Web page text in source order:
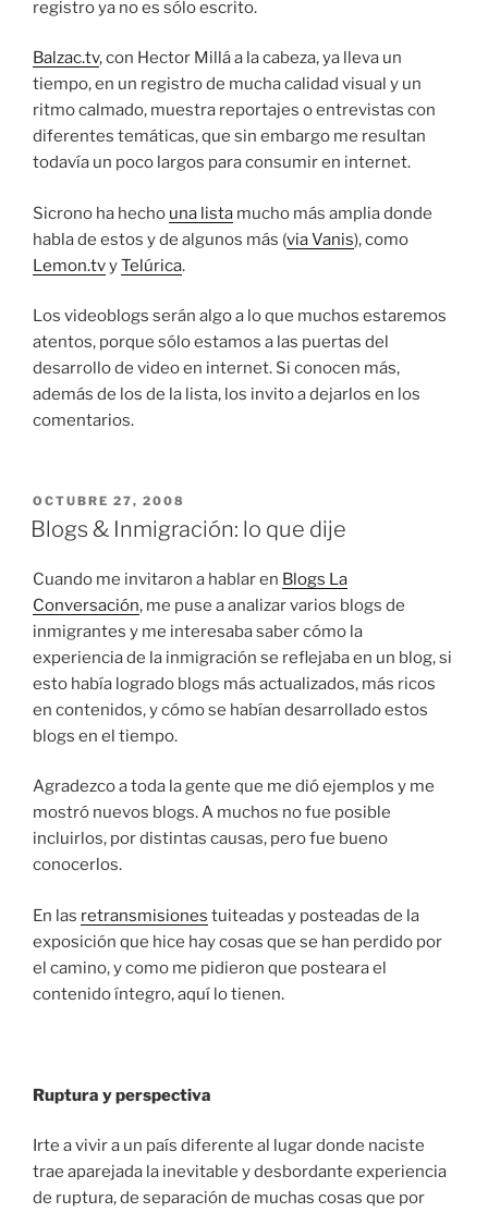
registro ya no es sólo escrito.
Balzac.tv, con Hector Millá a la cabeza, ya lleva un
tiempo, en un registro de mucha calidad visual y un
ritmo calmado, muestra reportajes o entrevistas con
diferentes temáticas, que sin embargo me resultan
todavía un poco largos para consumir en internet.
Sicrono ha hecho una lista mucho más amplia donde
habla de estos y de algunos más (via Vanis), como
Lemon.tvyTelúrica.
Los videoblogs serán algo a lo que muchos estaremos
atentos, porque sólo estamos a las puertas del
desarrollo de video en internet. Si conocen más,
además de los de la lista, los invito a dejarlos en los
comentarios.
PUBLICADO
EL
OCTUBRE 27, 2008
Blogs & Inmigración: lo que dije
Cuando me invitaron a hablar en Blogs La
Conversación, me puse a analizar varios blogs de
inmigrantes y me interesaba saber cómo la
experiencia de la inmigración se reflejaba en un blog, si
esto había logrado blogs más actualizados, más ricos
en contenidos, y cómo se habían desarrollado estos
blogs en el tiempo.
Agradezco a toda la gente que me dió ejemplos y me
mostró nuevos blogs. A muchos no fue posible
incluirlos, por distintas causas, pero fue bueno
conocerlos.
En las retransmisiones tuiteadas y posteadas de la
exposición que hice hay cosas que se han perdido por
el camino, y como me pidieron que posteara el
contenido íntegro, aquí lo tienen.
Ruptura y perspectiva
Irte a vivir a un país diferente al lugar donde naciste
trae aparejada la inevitable y desbordante experiencia
de ruptura, de separación de muchas cosas que por